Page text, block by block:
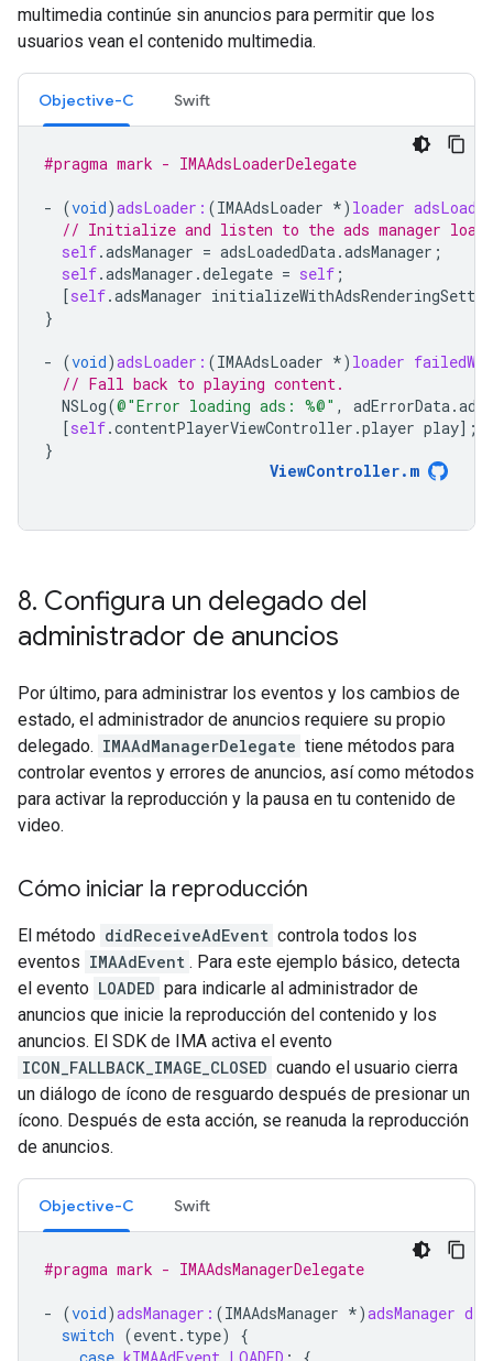
multimedia continúe sin anuncios para permitir que los
usuarios vean el contenido multimedia.
Objective-C Swift
#pragma mark - IMAAdsLoaderDelegate
- (void)adsLoader: (IMAAdsLoader *) loader
// Initialize and listen to the ads manager
self.adsManager = adsLoadedData.adsManager ;
self.adsManager .delegate = self ;
[self.adsManager
}
- (void)adsLoader: (IMAAdsLoader *) loader
// Fall back to playing content.
NSLog(@"Error loading ads: %@" , adErrorData.
[self.contentPlayerViewController .player play];
}
ViewController. m
8. Configura un delegado del
administrador de anuncios
Por último, para administrar los eventos y los cambios de
estado, el administrador de anuncios requiere su propio
delegado. IMAAdManagerDelegate tiene métodos para
controlar eventos y errores de anuncios, así como métodos
para activar la reproducción y la pausa en tu contenido de
video.
Cómo iniciar la reproducción
El método didReceiveAdEvent controla todos los
eventos IMAAdEvent . Para este ejemplo básico, detecta
el evento LOADED para indicarle al administrador de
anuncios que inicie la reproducción del contenido y los
anuncios. El SDK de IMA activa el evento
ICON_FALLBACK_IMAGE_CLOSED cuando el usuario cierra
un diálogo de ícono de resguardo después de presionar un
ícono. Después de esta acción, se reanuda la reproducción
de anuncios.
Objective-C Swift
#pragma mark - IMAAdsManagerDelegate
- (void)adsManager: (IMAAdsManager *)adsManager
switch (event. type)
{